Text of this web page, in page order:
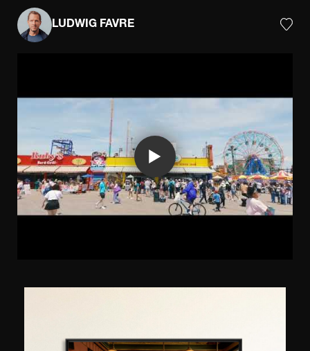
LUDWIG FAVRE